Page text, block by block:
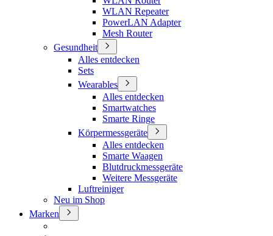
WLAN Repeater
PowerLAN Adapter
Mesh Router
Gesundheit
Alles entdecken
Sets
Wearables
Alles entdecken
Smartwatches
Smarte Ringe
Körpermessgeräte
Alles entdecken
Smarte Waagen
Blutdruckmessgeräte
Weitere Messgeräte
Luftreiniger
Neu im Shop
Marken